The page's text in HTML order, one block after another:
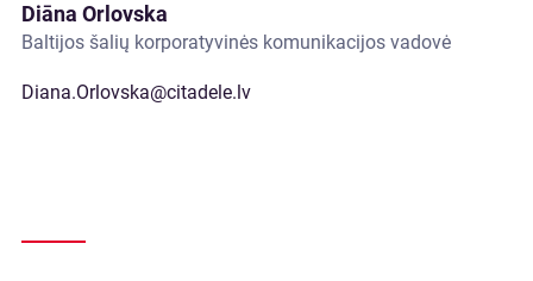
Diāna Orlovska
Baltijos šalių korporatyvinės komunikacijos vadovė
Diana.Orlovska@citadele.lv